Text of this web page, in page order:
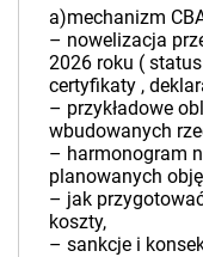
a)mechanizm
– nowelizacja
2026 roku (
certyfikaty ,
– przykładowe
wbudowanych
– harmonogram
planowanych
– jak
koszty,
– sankcje i